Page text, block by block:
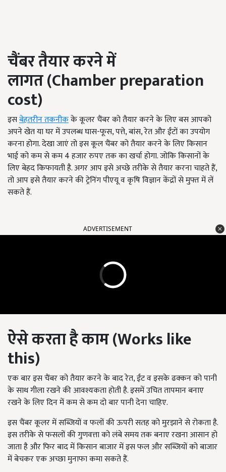
चैंबर तैयार करने में
लागत(Chamber preparation
cost)
इसबेहतरीन तकनीकके कूलर चैंबर को तैयार करने के लिए बस आपको
अपने खेत या घर में उपलब्ध घास-फूस, पत्ते, बांस, रेत और ईंटों का उपयोग
करना होगा. देखा जाएं तो इस कूल चैंबर को तैयार करने के लिए किसान
भाई को कम से कम 4 हजार रुपए तक का खर्चा होगा. जोकि किसानों के
लिए बेहद किफायती है. अगर आप इसे अच्छे तरीके से तैयार करना चाहते हैं,
तो आप इसे तैयार करने की ट्रेनिंग पीएयू व कृषि विज्ञान केंद्रों से मुफ्त में लें
सकते हैं.
ADVERTISEMENT
ऐसे करता है काम(Works like
this)
एक बार इस चैंबर को तैयार करने के बाद रेत, ईंट व इसके ढक्कन को पानी
के साथ गीला रखने की आवश्यकता होती है. इसमें उचित तापमान बनाए
रखने के लिए दिन में कम से कम दो बार पानी देना चाहिए.
इस चैंबर कूलर में सब्जियों व फलों की ऊपरी सतह को मुरझाने से रोकता है.
इस तरीके से फसलों की गुणवत्ता को लंबे समय तक बनाए रखना आसान हो
जाता है और फिर बाद में किसान बाजार में इस फल और सब्जियों को बाजार
में बेचकर एक अच्छा मुनाफा कमा सकते हैं.